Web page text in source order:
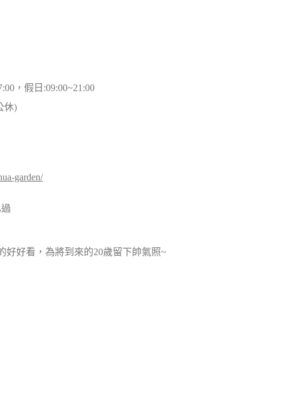
，假日:09:00~21:00
休)
garden/
好好看，為將到來的20歲留下帥氣照~